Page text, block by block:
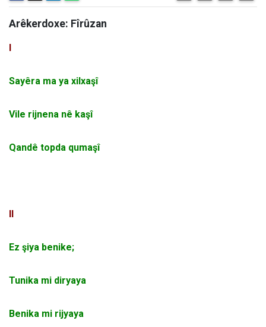
Arêkerdoxe: Fîrûzan
I
Sayêra ma ya xilxaşî
Vile rijnena nê kaşî
Qandê topda qumaşî
II
Ez şiya benike;
Tunika mi diryaya
Benika mi rijyaya